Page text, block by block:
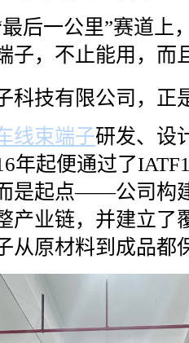
后一公里”赛道上
子，不止能用，而
科技有限公司，正
线束端子研发、设
年起便通过了
是起点——公司构
产业链，并建立了
从原材料到成品都